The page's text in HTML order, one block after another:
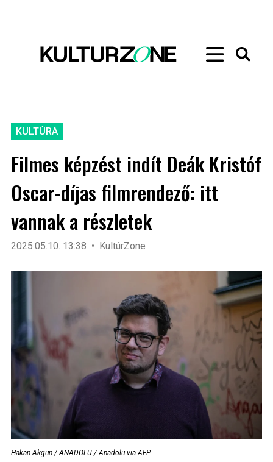
KULTÚRA
Filmes képzést indít Deák Kristóf
Oscar-díjas filmrendező: itt
vannak a részletek
2025.05.10. 13:38 KultúrZone
Hakan Akgun / ANADOLU / Anadolu via AFP